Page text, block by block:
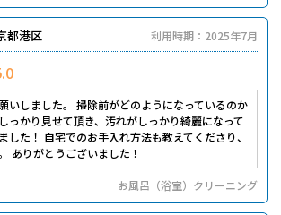
都港区 利用時期：2025年7月
いしました。 掃除前がどのようになっているのか
っかり見せて頂き、汚れがしっかり綺麗になって
した！ 自宅でのお手入れ方法も教えてくださり、
ありがとうございました！
お風呂（浴室）クリーニング